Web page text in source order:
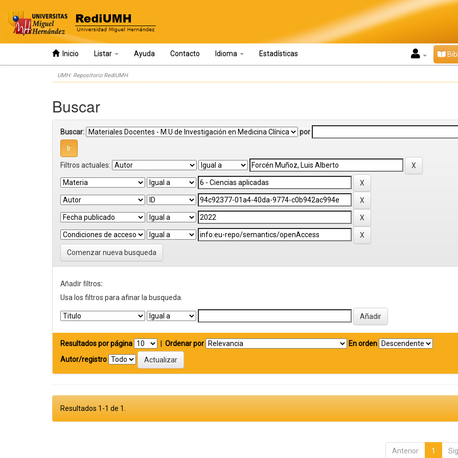
Inicio Listar Ayuda Contacto Idioma Estadísticas
UMH: Repositorio RediUMH
Buscar
Buscar: por
Filtros actuales:
Comenzar nueva busqueda
Añadir filtros:
Usa los filtros para afinar la busqueda.
Resultados por página Ordenar por
En orden
Autor/registro
Resultados 1-1 de 1.
Anterior 1